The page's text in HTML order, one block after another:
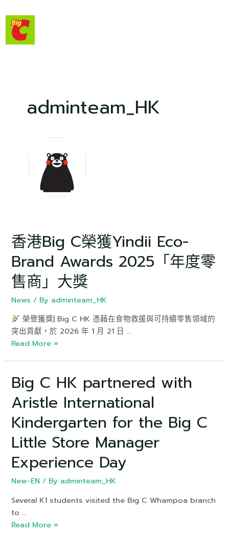
adminteam_HK
香港Big C榮獲Yindii Eco-
Brand Awards 2025「年度零
售商」大獎
News / By adminteam_HK
榮譽獲獎| Big C HK 憑藉在食物救援與可持續零售領域的
突出貢獻，於 2026 年 1 月 21 日 …
Read More »
Big C HK partnered with
Aristle International
Kindergarten for the Big C
Little Store Manager
Experience Day
New-EN / By adminteam_HK
Several K1 students visited the Big C Whampoa branch
to …
Read More »